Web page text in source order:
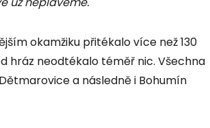
okamžiku přitékalo více než 130
hráz neodtékalo téměř nic. Všechna
a následně i Bohumín